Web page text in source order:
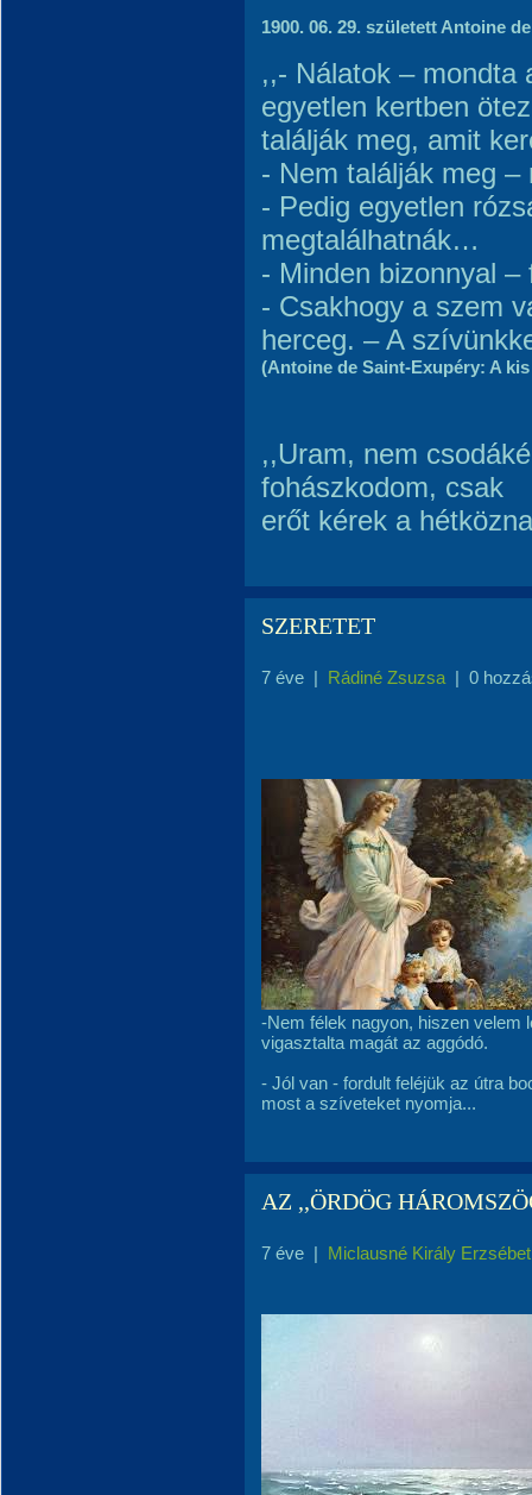
1900. 06. 29. született Antoine
,,- Nálatok – mondta
egyetlen kertben
találják meg, amit
- Nem találják meg –
- Pedig egyetlen
megtalálhatnák…
- Minden bizonnyal –
- Csakhogy a szem
herceg. – A
(Antoine de Saint-Exupéry: A
,,Uram, nem
fohászkodom, csak
erőt kérek a
SZERETET
7 éve | Rádiné Zsuzsa | 0
-Nem félek nagyon, hiszen velem
vigasztalta magát az aggódó.
- Jól van - fordult feléjük az útra
most a szíveteket nyomja...
AZ ,,ÖRDÖG
7 éve | Miclausné Király Erzsébet